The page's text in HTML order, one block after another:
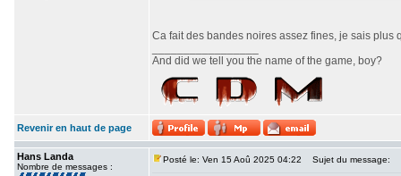
Ca fait des bandes noires assez fines, je sais
And did we tell you the name of the game, boy?
Revenir en haut de page
Hans Landa
Nombre de messages :
Posté le: Ven 15 Aoû 2025 04:22 Sujet du message: